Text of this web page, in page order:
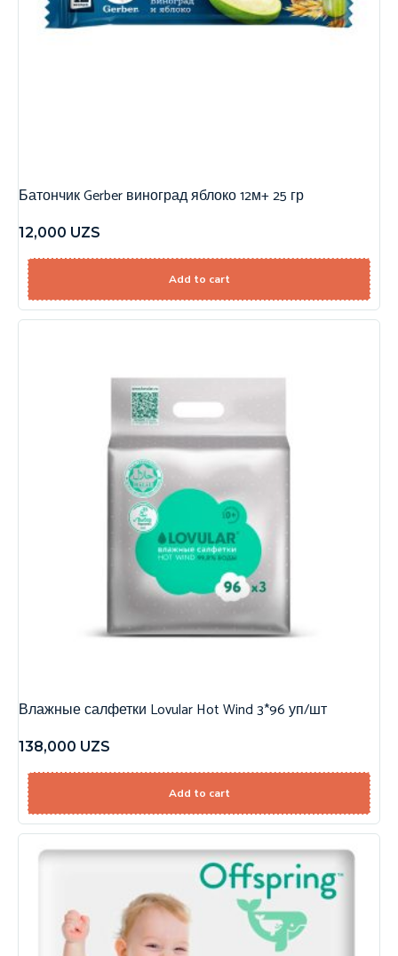
Батончик Gerber виноград яблоко 12м+ 25 гр
12,000 UZS
Add to cart
Влажные салфетки Lovular Hot Wind 3*96 уп/шт
138,000 UZS
Add to cart